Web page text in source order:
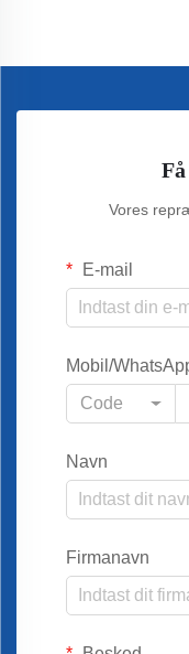
Vores
E-mail
Mobil/
Code
Navn
Firmanavn